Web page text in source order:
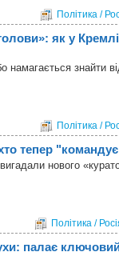
Політика /
як у
намагається знайти
Політика /
тепер
нового
Політика /
палає